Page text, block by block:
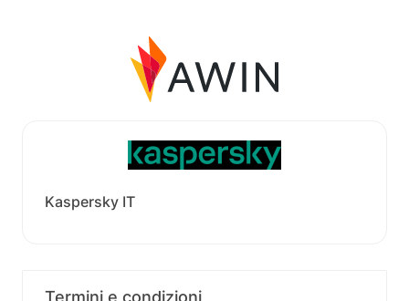
Kaspersky IT
Termini e condizioni